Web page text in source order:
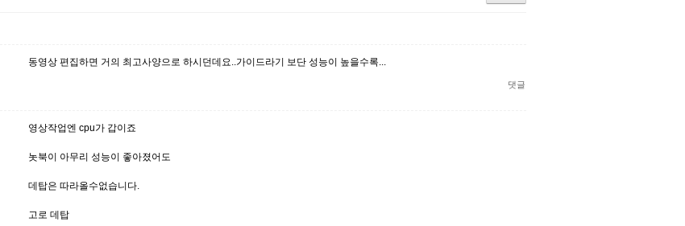
동영상 편집하면 거의 최고사양으로 하시던데요..가이드라기 보단 성능이 높을수록...
댓글
영상작업엔 cpu가 갑이죠
놋북이 아무리 성능이 좋아졌어도
데탑은 따라올수없습니다.
고로 데탑